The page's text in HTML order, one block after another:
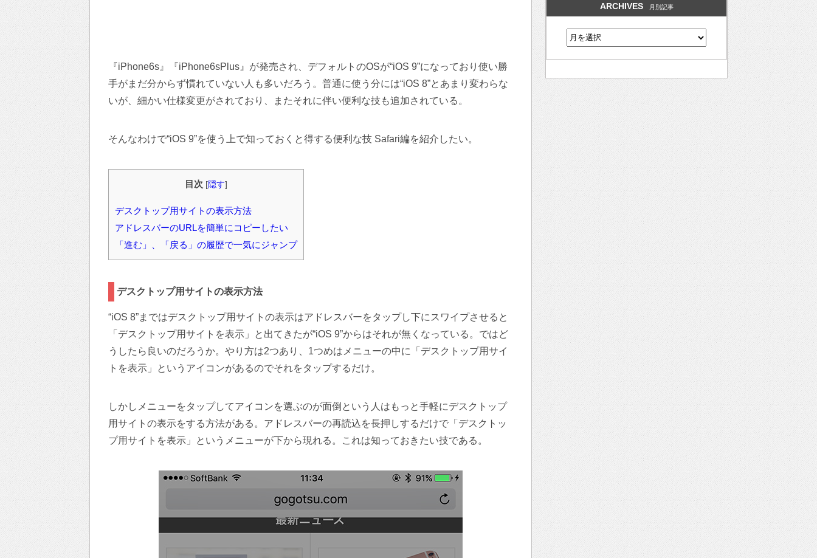
『iPhone6s』『iPhone6sPlus』が発売され、デフォルトのOSが“iOS 9”になっており使い勝
手がまだ分からず慣れていない人も多いだろう。普通に使う分には“iOS 8”とあまり変わらな
いが、細かい仕様変更がされており、またそれに伴い便利な技も追加されている。
そんなわけで“iOS 9”を使う上で知っておくと得する便利な技 Safari編を紹介したい。
目次 [隠す]
デスクトップ用サイトの表示方法
アドレスバーのURLを簡単にコピーしたい
「進む」、「戻る」の履歴で一気にジャンプ
デスクトップ用サイトの表示方法
“iOS 8”まではデスクトップ用サイトの表示はアドレスバーをタップし下にスワイプさせると
「デスクトップ用サイトを表示」と出てきたが“iOS 9”からはそれが無くなっている。ではど
うしたら良いのだろうか。やり方は2つあり、1つめはメニューの中に「デスクトップ用サイ
トを表示」というアイコンがあるのでそれをタップするだけ。
しかしメニューをタップしてアイコンを選ぶのが面倒という人はもっと手軽にデスクトップ
用サイトの表示をする方法がある。アドレスバーの再読込を長押しするだけで「デスクトッ
プ用サイトを表示」というメニューが下から現れる。これは知っておきたい技である。
ARCHIVES 月別記事